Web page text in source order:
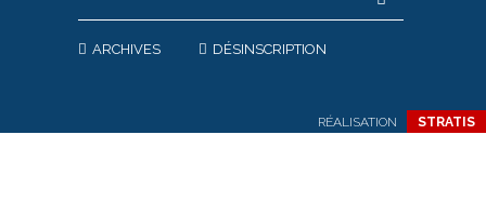
ARCHIVES DÉSINSCRIPTION
RÉALISATION STRATIS